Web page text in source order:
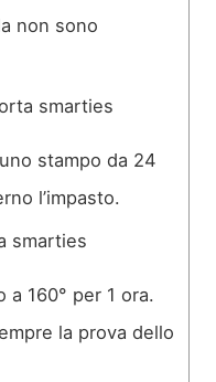
non sono
stampo da 24
l’impasto.
160° per 1 ora.
la prova dello